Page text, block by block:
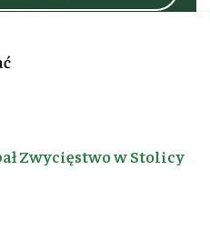
Zwycięstwo w Stolicy
🗺️ REGION